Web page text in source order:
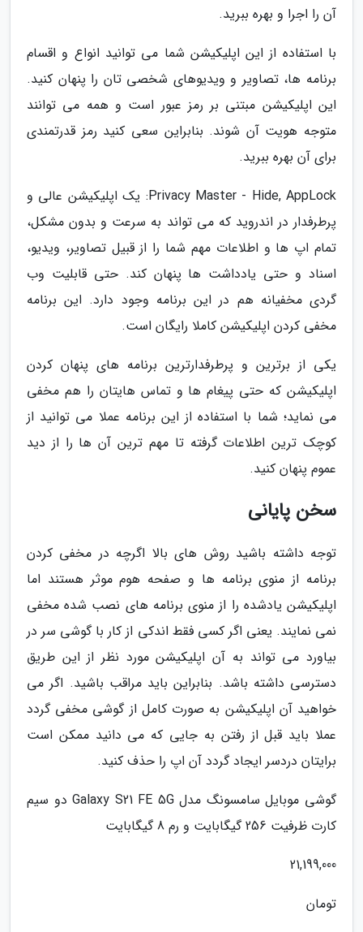
آن را اجرا و بهره ببرید.
با استفاده از این اپلیکیشن شما می توانید انواع و اقسام
برنامه ها، تصاویر و ویدیوهای شخصی تان را پنهان کنید.
این اپلیکیشن مبتنی بر رمز عبور است و همه می توانند
متوجه هویت آن شوند. بنابراین سعی کنید رمز قدرتمندی
برای آن بهره ببرید.
Privacy Master - Hide, AppLock: یک اپلیکیشن عالی و
پرطرفدار در اندروید که می تواند به سرعت و بدون مشکل،
تمام اپ ها و اطلاعات مهم شما را از قبیل تصاویر، ویدیو،
اسناد و حتی یادداشت ها پنهان کند. حتی قابلیت وب
گردی مخفیانه هم در این برنامه وجود دارد. این برنامه
مخفی کردن اپلیکیشن کاملا رایگان است.
یکی از برترین و پرطرفدارترین برنامه های پنهان کردن
اپلیکیشن که حتی پیغام ها و تماس هایتان را هم مخفی
می نماید؛ شما با استفاده از این برنامه عملا می توانید از
کوچک ترین اطلاعات گرفته تا مهم ترین آن ها را از دید
عموم پنهان کنید.
سخن پایانی
توجه داشته باشید روش های بالا اگرچه در مخفی کردن
برنامه از منوی برنامه ها و صفحه هوم موثر هستند اما
اپلیکیشن یادشده را از منوی برنامه های نصب شده مخفی
نمی نمایند. یعنی اگر کسی فقط اندکی از کار با گوشی سر در
بیاورد می تواند به آن اپلیکیشن مورد نظر از این طریق
دسترسی داشته باشد. بنابراین باید مراقب باشید. اگر می
خواهید آن اپلیکیشن به صورت کامل از گوشی مخفی گردد
عملا باید قبل از رفتن به جایی که می دانید ممکن است
برایتان دردسر ایجاد گردد آن اپ را حذف کنید.
گوشی موبایل سامسونگ مدل Galaxy S21 FE 5G دو سیم
کارت ظرفیت 256 گیگابایت و رم 8 گیگابایت
21,199,000
تومان